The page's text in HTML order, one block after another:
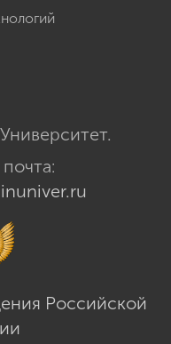
Российской